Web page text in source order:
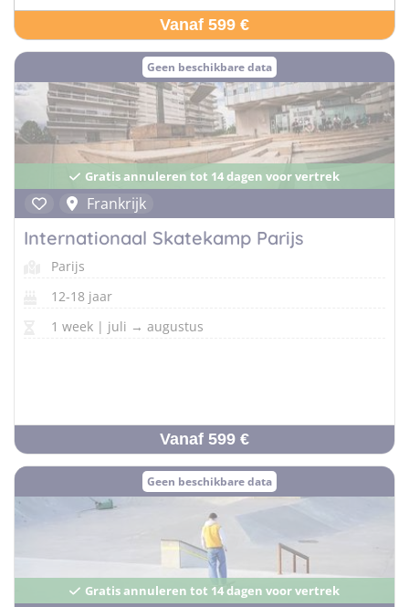
Vanaf 599 €
Geen beschikbare data
Gratis annuleren tot 14 dagen voor vertrek
Frankrijk
Internationaal Skatekamp Parijs
Parijs
12-18 jaar
1 week | juli → augustus
Vanaf 599 €
Geen beschikbare data
Gratis annuleren tot 14 dagen voor vertrek